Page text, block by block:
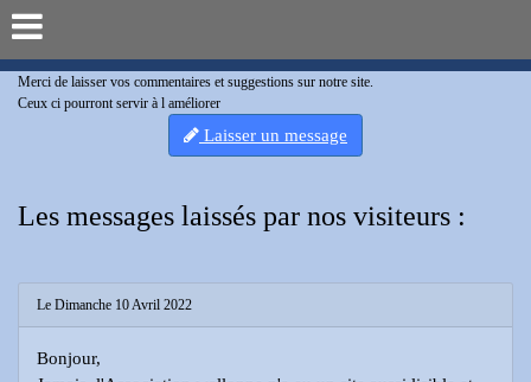
Merci de laisser vos commentaires et suggestions sur notre site.
Ceux ci pourront servir à l améliorer
Laisser un message
Les messages laissés par nos visiteurs :
Le Dimanche 10 Avril 2022
Bonjour,